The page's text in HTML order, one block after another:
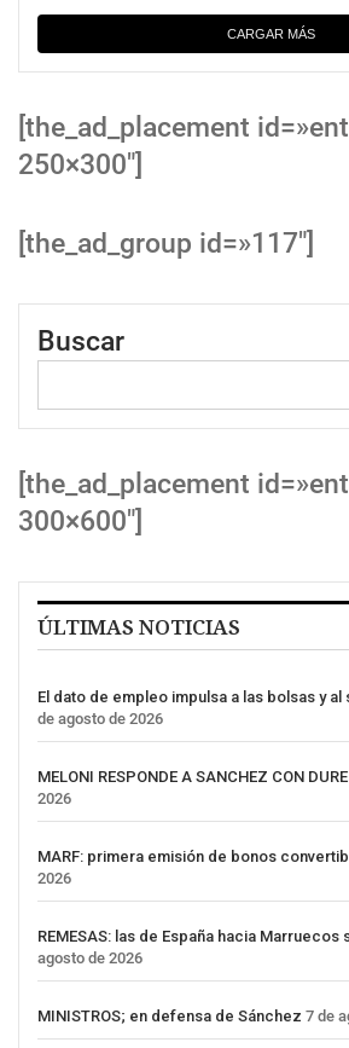
CARGAR MÁS
[the_ad_placement
250×300″]
[the_ad_group id=»117″]
Buscar
[the_ad_placement
300×600″]
ÚLTIMAS NOTICIAS
El dato de empleo impulsa a las bolsas y
de agosto de 2026
MELONI RESPONDE A SANCHEZ CON
2026
MARF: primera emisión de bonos
2026
REMESAS: las de España hacia
agosto de 2026
MINISTROS; en defensa de Sánchez 7 de